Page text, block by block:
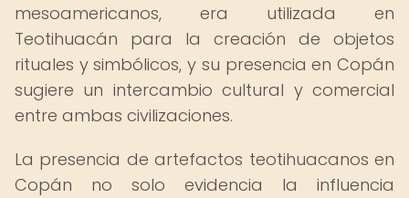
mesoamericanos, era utilizada en
Teotihuacán para la creación de objetos
rituales y simbólicos, y su presencia en Copán
sugiere un intercambio cultural y comercial
entre ambas civilizaciones.
La presencia de artefactos teotihuacanos en
Copán no solo evidencia la influencia